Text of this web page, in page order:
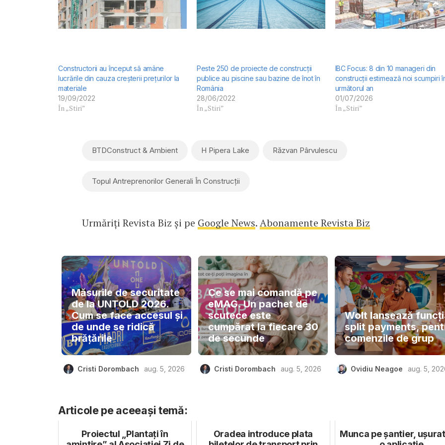
Constructorii au început să amâne
lucrările din cauza creșterii prețurilor la
materiale
19/09/2022
În „Stiri”
Peste 250 de proiecte de construcții
publice au piscine sau bazine de înot în
România
28/06/2022
În „Stiri”
IBC Focus: 8 din 10 manageri din
construcții estimează noi scumpiri
următorul an
01/07/2026
În „Stiri”
BTDConstruct & Ambient H Pipera Lake Răzvan Pârvulescu
Topul Antreprenorilor Generali În Construcții
Urmăriți Revista Biz și pe Google News.Abonamente Revista Biz
Măsurile de securitate
de la UNTOLD 2026.
Cum se face accesul și
de unde se ridică
brățările
Cristi Dorombach aug. 5, 2026
Ce se mai comandă pe
eMAG. Un pachet de
scutece este
cumpărat la fiecare 30
de secunde
Cristi Dorombach aug. 5, 2026
Wolt lansează
split payments,
comenzile de grup
Ovidiu Neagoe aug. 5,
Articole pe aceeași temă:
Proiectul „Plantați în
Oradea introduce plata
Munca pe șantier,